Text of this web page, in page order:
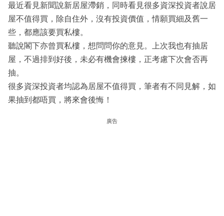
最近看見新聞說新居屋滯銷，同時看見很多資深投資者說居
屋不值得買，除自住外，沒有投資價值，情願買細及舊一
些，都應該要買私樓。
聽說閣下亦曾買私樓，想問問你的意見。上次我也有抽居
屋，不過排到好後，未必有機會揀樓，正考慮下次會否再
抽。
很多資深投資者均認為居屋不值得買，筆者有不同見解，如
果抽到都唔買，將來會後悔！
廣告